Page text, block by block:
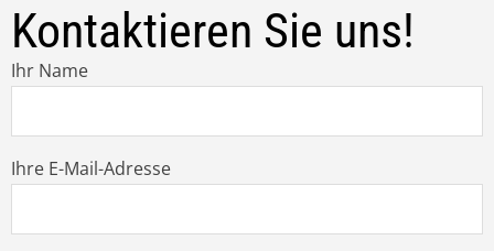
Kontaktieren Sie uns!
Ihr Name
Ihre E-Mail-Adresse